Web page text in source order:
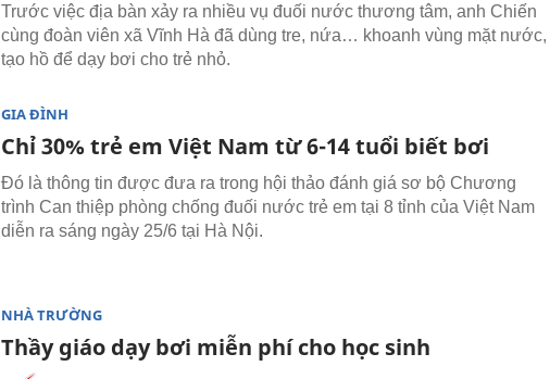
Trước việc địa bàn xảy ra nhiều vụ đuối nước thương tâm, anh Chiến
cùng đoàn viên xã Vĩnh Hà đã dùng tre, nứa… khoanh vùng mặt nước,
tạo hồ để dạy bơi cho trẻ nhỏ.
GIA ĐÌNH
Chỉ 30% trẻ em Việt Nam từ 6-14 tuổi biết bơi
Đó là thông tin được đưa ra trong hội thảo đánh giá sơ bộ Chương
trình Can thiệp phòng chống đuối nước trẻ em tại 8 tỉnh của Việt Nam
diễn ra sáng ngày 25/6 tại Hà Nội.
NHÀ TRƯỜNG
Thầy giáo dạy bơi miễn phí cho học sinh